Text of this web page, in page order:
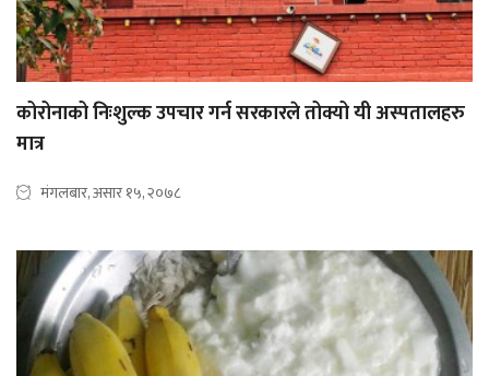
कोरोनाको निःशुल्क उपचार गर्न सरकारले तोक्यो यी अस्पतालहरु
मात्र
मंगलबार, असार १५, २०७८